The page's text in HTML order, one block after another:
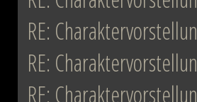
RE:
RE:
RE: